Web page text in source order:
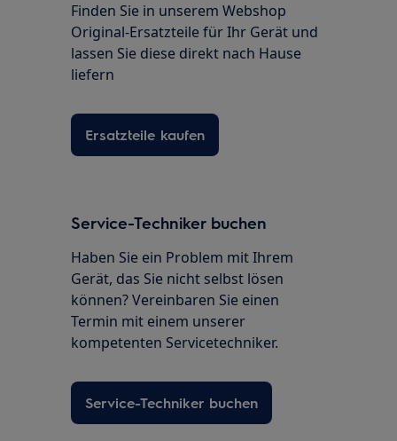
Finden Sie in unserem Webshop
Original-Ersatzteile für Ihr Gerät und
lassen Sie diese direkt nach Hause
liefern
Ersatzteile kaufen
Service-Techniker buchen
Haben Sie ein Problem mit Ihrem
Gerät, das Sie nicht selbst lösen
können? Vereinbaren Sie einen
Termin mit einem unserer
kompetenten Servicetechniker.
Service-Techniker buchen